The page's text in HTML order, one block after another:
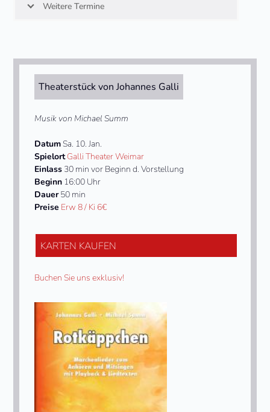
Weitere Termine
Theaterstück von Johannes Galli
Musik von Michael Summ
DatumSa. 10. Jan.
SpielortGalli Theater Weimar
Einlass 30 min vor Beginn d. Vorstellung
Beginn 16:00 Uhr
Dauer50 min
Preise Erw 8 / Ki 6€
KARTEN KAUFEN
Buchen Sie uns exklusiv!